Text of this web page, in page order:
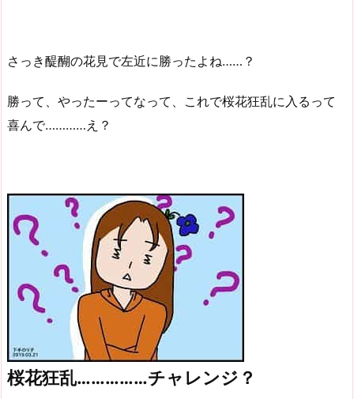
さっき醍醐の花見で左近に勝ったよね……？
勝って、やったーってなって、これで桜花狂乱に入るって
喜んで…………え？
桜花狂乱……………チャレンジ？